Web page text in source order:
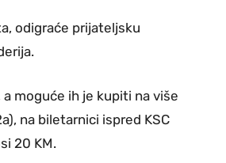
odigraće prijateljsku
moguće ih je kupiti na više
na biletarnici ispred KSC
20 KM.